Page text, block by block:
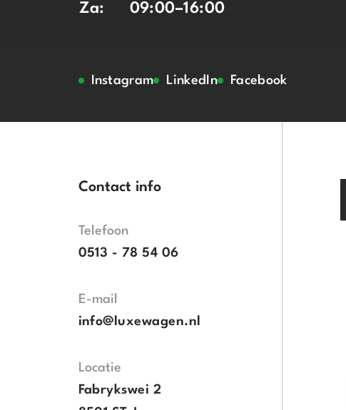
Za:
09:00–16:00
Instagram LinkedIn Facebook
Contact info
Telefoon
0513 - 78 54 06
E-mail
info@luxewagen.nl
Locatie
Fabrykswei 2